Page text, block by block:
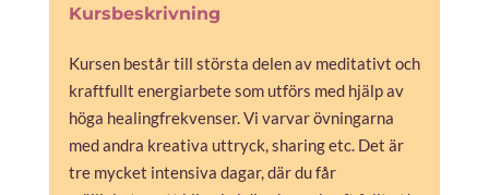
Kursbeskrivning
Kursen består till största delen av meditativt och
kraftfullt energiarbete som utförs med hjälp av
höga healingfrekvenser. Vi varvar övningarna
med andra kreativa uttryck, sharing etc. Det är
tre mycket intensiva dagar, där du får